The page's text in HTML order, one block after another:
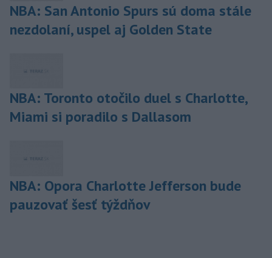
NBA: San Antonio Spurs sú doma stále
nezdolaní, uspel aj Golden State
NBA: Toronto otočilo duel s Charlotte,
Miami si poradilo s Dallasom
NBA: Opora Charlotte Jefferson bude
pauzovať šesť týždňov